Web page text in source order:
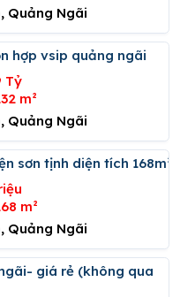
Quảng Ngãi
hợp vsip quảng ngãi
Tỷ
m²
Quảng Ngãi
sơn tịnh diện tích 168m²
m²
Quảng Ngãi